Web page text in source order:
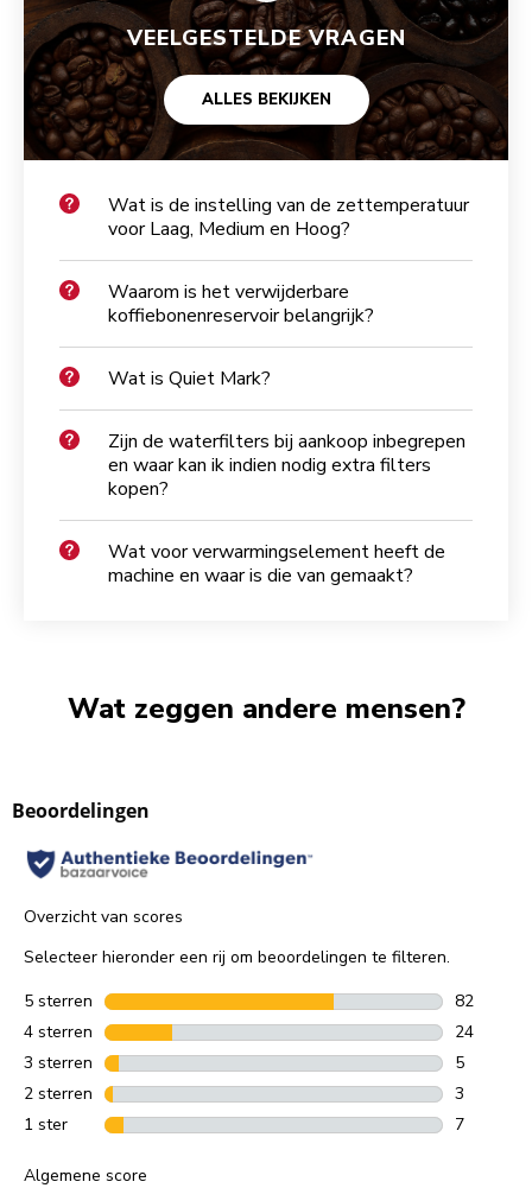
VEELGESTELDE VRAGEN
ALLES BEKIJKEN
Wat is de instelling van de zettemperatuur
voor Laag, Medium en Hoog?
Waarom is het verwijderbare
koffiebonenreservoir belangrijk?
Wat is Quiet Mark?
Zijn de waterfilters bij aankoop inbegrepen
en waar kan ik indien nodig extra filters
kopen?
Wat voor verwarmingselement heeft de
machine en waar is die van gemaakt?
Wat zeggen andere mensen?